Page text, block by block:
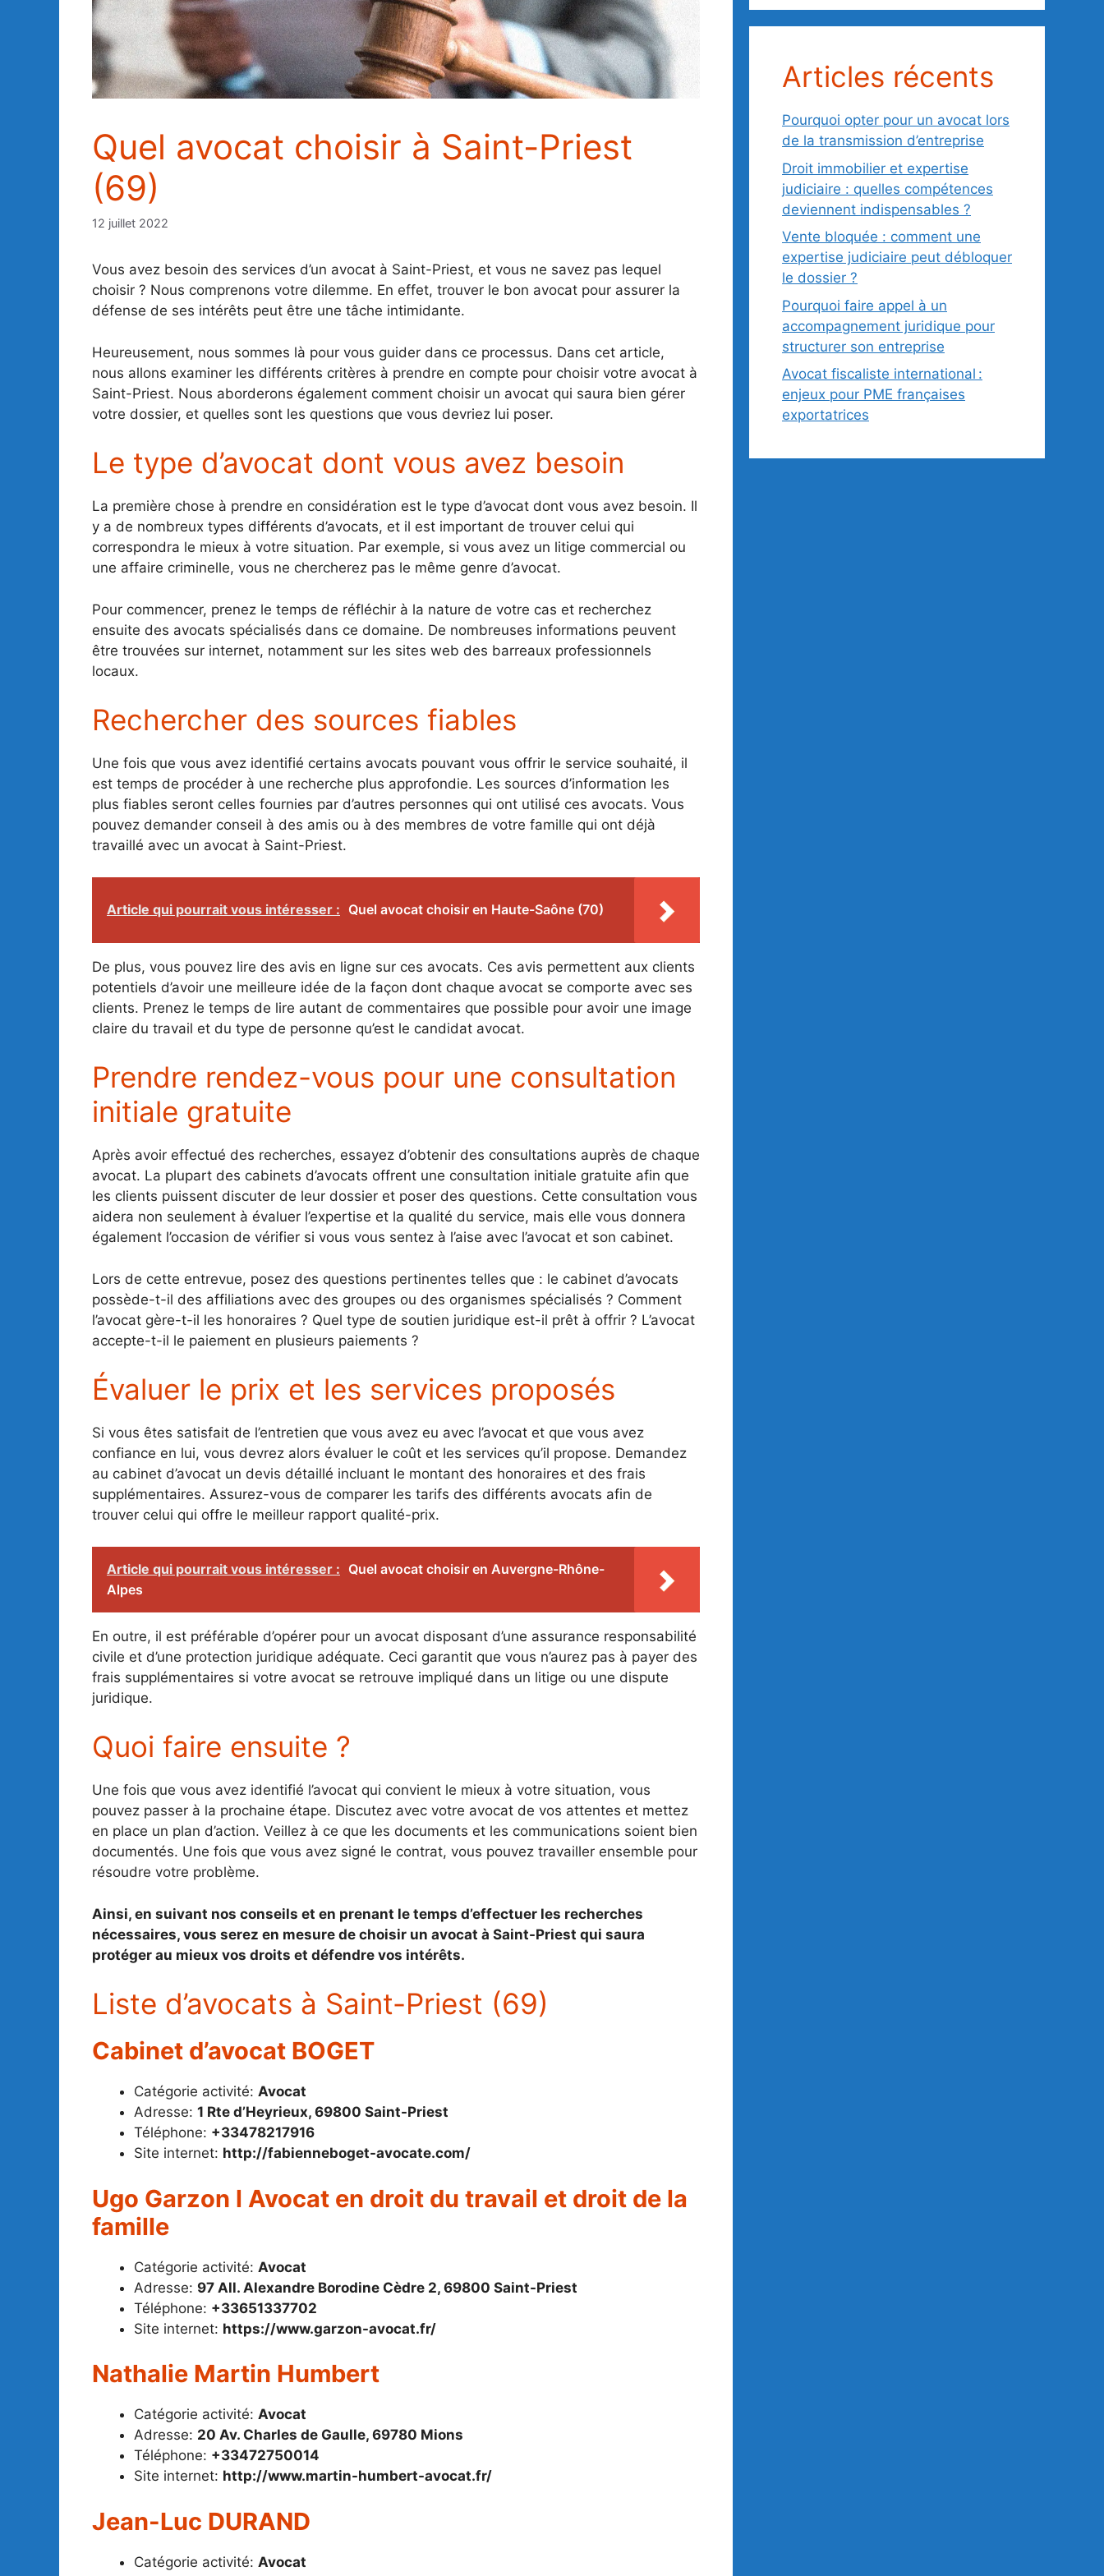
Quel avocat choisir à Saint-Priest
(69)
12 juillet 2022
Vous avez besoin des services d’un avocat à Saint-Priest, et vous ne savez pas lequel
choisir ? Nous comprenons votre dilemme. En effet, trouver le bon avocat pour assurer la
défense de ses intérêts peut être une tâche intimidante.
Heureusement, nous sommes là pour vous guider dans ce processus. Dans cet article,
nous allons examiner les différents critères à prendre en compte pour choisir votre avocat à
Saint-Priest. Nous aborderons également comment choisir un avocat qui saura bien gérer
votre dossier, et quelles sont les questions que vous devriez lui poser.
Le type d’avocat dont vous avez besoin
La première chose à prendre en considération est le type d’avocat dont vous avez besoin. Il
y a de nombreux types différents d’avocats, et il est important de trouver celui qui
correspondra le mieux à votre situation. Par exemple, si vous avez un litige commercial ou
une affaire criminelle, vous ne chercherez pas le même genre d’avocat.
Pour commencer, prenez le temps de réfléchir à la nature de votre cas et recherchez
ensuite des avocats spécialisés dans ce domaine. De nombreuses informations peuvent
être trouvées sur internet, notamment sur les sites web des barreaux professionnels
locaux.
Rechercher des sources fiables
Une fois que vous avez identifié certains avocats pouvant vous offrir le service souhaité, il
est temps de procéder à une recherche plus approfondie. Les sources d’information les
plus fiables seront celles fournies par d’autres personnes qui ont utilisé ces avocats. Vous
pouvez demander conseil à des amis ou à des membres de votre famille qui ont déjà
travaillé avec un avocat à Saint-Priest.
Article qui pourrait vous intéresser : Quel avocat choisir en Haute-Saône (70)
De plus, vous pouvez lire des avis en ligne sur ces avocats. Ces avis permettent aux clients
potentiels d’avoir une meilleure idée de la façon dont chaque avocat se comporte avec ses
clients. Prenez le temps de lire autant de commentaires que possible pour avoir une image
claire du travail et du type de personne qu’est le candidat avocat.
Prendre rendez-vous pour une consultation
initiale gratuite
Après avoir effectué des recherches, essayez d’obtenir des consultations auprès de chaque
avocat. La plupart des cabinets d’avocats offrent une consultation initiale gratuite afin que
les clients puissent discuter de leur dossier et poser des questions. Cette consultation vous
aidera non seulement à évaluer l’expertise et la qualité du service, mais elle vous donnera
également l’occasion de vérifier si vous vous sentez à l’aise avec l’avocat et son cabinet.
Lors de cette entrevue, posez des questions pertinentes telles que : le cabinet d’avocats
possède-t-il des affiliations avec des groupes ou des organismes spécialisés ? Comment
l’avocat gère-t-il les honoraires ? Quel type de soutien juridique est-il prêt à offrir ? L’avocat
accepte-t-il le paiement en plusieurs paiements ?
Évaluer le prix et les services proposés
Si vous êtes satisfait de l’entretien que vous avez eu avec l’avocat et que vous avez
confiance en lui, vous devrez alors évaluer le coût et les services qu’il propose. Demandez
au cabinet d’avocat un devis détaillé incluant le montant des honoraires et des frais
supplémentaires. Assurez-vous de comparer les tarifs des différents avocats afin de
trouver celui qui offre le meilleur rapport qualité-prix.
Article qui pourrait vous intéresser : Quel avocat choisir en Auvergne-Rhône-
Alpes
En outre, il est préférable d’opérer pour un avocat disposant d’une assurance responsabilité
civile et d’une protection juridique adéquate. Ceci garantit que vous n’aurez pas à payer des
frais supplémentaires si votre avocat se retrouve impliqué dans un litige ou une dispute
juridique.
Quoi faire ensuite ?
Une fois que vous avez identifié l’avocat qui convient le mieux à votre situation, vous
pouvez passer à la prochaine étape. Discutez avec votre avocat de vos attentes et mettez
en place un plan d’action. Veillez à ce que les documents et les communications soient bien
documentés. Une fois que vous avez signé le contrat, vous pouvez travailler ensemble pour
résoudre votre problème.
Ainsi, en suivant nos conseils et en prenant le temps d’effectuer les recherches
nécessaires, vous serez en mesure de choisir un avocat à Saint-Priest qui saura
protéger au mieux vos droits et défendre vos intérêts.
Liste d’avocats à Saint-Priest (69)
Cabinet d’avocat BOGET
Catégorie activité: Avocat
Adresse: 1 Rte d’Heyrieux, 69800 Saint-Priest
Téléphone: +33478217916
Site internet: http://fabienneboget-avocate.com/
Ugo Garzon l Avocat en droit du travail et droit de la
famille
Catégorie activité: Avocat
Adresse: 97 All. Alexandre Borodine Cèdre 2, 69800 Saint-Priest
Téléphone: +33651337702
Site internet: https://www.garzon-avocat.fr/
Nathalie Martin Humbert
Catégorie activité: Avocat
Adresse: 20 Av. Charles de Gaulle, 69780 Mions
Téléphone: +33472750014
Site internet: http://www.martin-humbert-avocat.fr/
Jean-Luc DURAND
Catégorie activité: Avocat
Articles récents
Pourquoi opter pour un avocat lors
de la transmission d’entreprise
Droit immobilier et expertise
judiciaire : quelles compétences
deviennent indispensables ?
Vente bloquée : comment une
expertise judiciaire peut débloquer
le dossier ?
Pourquoi faire appel à un
accompagnement juridique pour
structurer son entreprise
Avocat fiscaliste international :
enjeux pour PME françaises
exportatrices